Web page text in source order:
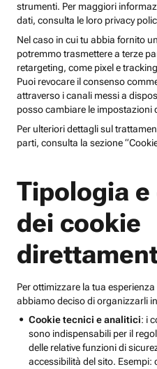
strumenti. Per maggiori
dati, consulta le loro privacy
Nel caso in cui tu abbia fornito
potremmo trasmettere a terze
retargeting, come pixel e
Puoi revocare il consenso
attraverso i canali messi a
posso cambiare le impostazioni
Per ulteriori dettagli sul
parti, consulta la sezione
Tipologia
dei cookie
Per ottimizzare la tua
abbiamo deciso di organizzarli
Cookie tecnici e analitici: i
sono indispensabili per il
delle relative funzioni di
accessibilità del sito. Esempi: